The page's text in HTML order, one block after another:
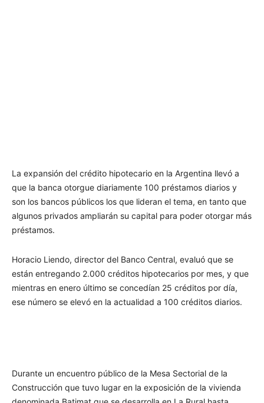
La expansión del crédito hipotecario en la Argentina llevó a
que la banca otorgue diariamente 100 préstamos diarios y
son los bancos públicos los que lideran el tema, en tanto que
algunos privados ampliarán su capital para poder otorgar más
préstamos.
Horacio Liendo, director del Banco Central, evaluó que se
están entregando 2.000 créditos hipotecarios por mes, y que
mientras en enero último se concedían 25 créditos por día,
ese número se elevó en la actualidad a 100 créditos diarios.
Durante un encuentro público de la Mesa Sectorial de la
Construcción que tuvo lugar en la exposición de la vivienda